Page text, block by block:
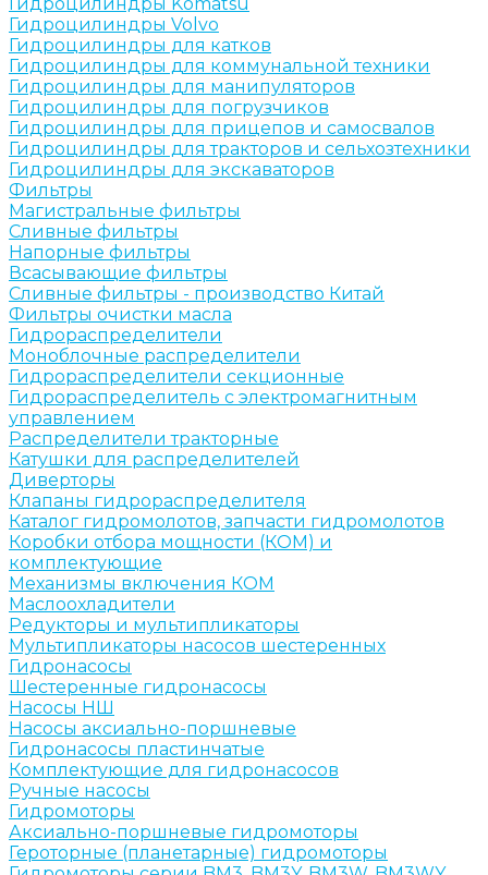
Гидроцилиндры Volvo
Гидроцилиндры для катков
Гидроцилиндры для коммунальной техники
Гидроцилиндры для манипуляторов
Гидроцилиндры для погрузчиков
Гидроцилиндры для прицепов и самосвалов
Гидроцилиндры для тракторов и сельхозтехники
Гидроцилиндры для экскаваторов
Фильтры
Магистральные фильтры
Сливные фильтры
Напорные фильтры
Всасывающие фильтры
Сливные фильтры - производство Китай
Фильтры очистки масла
Гидрораспределители
Моноблочные распределители
Гидрораспределители секционные
Гидрораспределитель с электромагнитным
управлением
Распределители тракторные
Катушки для распределителей
Диверторы
Клапаны гидрораспределителя
Каталог гидромолотов, запчасти гидромолотов
Коробки отбора мощности (КОМ) и
комплектующие
Механизмы включения КОМ
Маслоохладители
Редукторы и мультипликаторы
Мультипликаторы насосов шестеренных
Гидронасосы
Шестеренные гидронасосы
Насосы НШ
Насосы аксиально-поршневые
Гидронасосы пластинчатые
Комплектующие для гидронасосов
Ручные насосы
Гидромоторы
Аксиально-поршневые гидромоторы
Героторные (планетарные) гидромоторы